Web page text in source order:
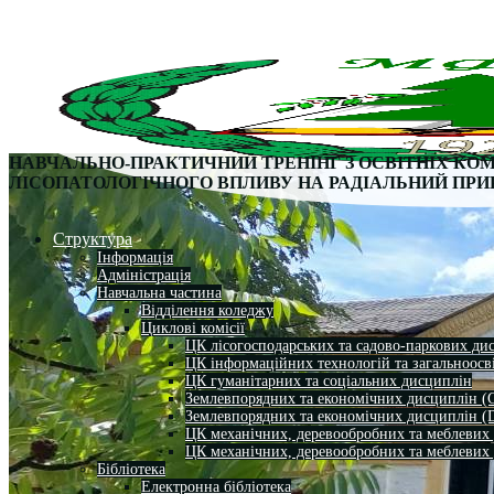
Структура
Інформація
Адміністрація
Навчальна частина
Відділення коледжу
Циклові комісії
ЦК лісогосподарських та садово-паркових
ЦК інформаційних технологій та
ЦК гуманітарних та соціальних дисциплін
Землевпорядних та економічних дисциплін
Землевпорядних та економічних дисциплін
ЦК механічних, деревообробних та
ЦК механічних, деревообробних та
Бібліотека
Електронна бібліотека
НАВЧАЛЬНО-ПРАКТИЧНИЙ ТРЕНІНГ З ОСВІТНІХ
ЛІСОПАТОЛОГІЧНОГО ВПЛИВУ НА РАДІАЛЬНИЙ